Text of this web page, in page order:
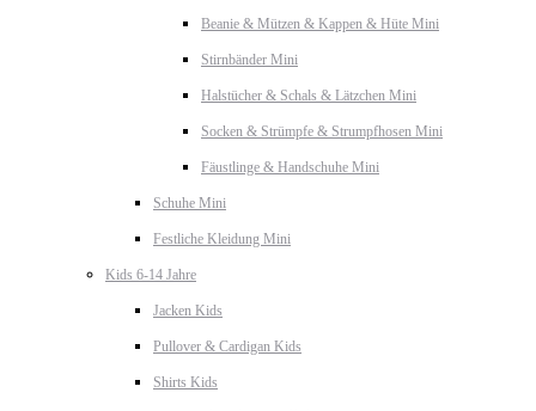
Beanie & Mützen & Kappen & Hüte Mini
Stirnbänder Mini
Halstücher & Schals & Lätzchen Mini
Socken & Strümpfe & Strumpfhosen Mini
Fäustlinge & Handschuhe Mini
Schuhe Mini
Festliche Kleidung Mini
Kids 6-14 Jahre
Jacken Kids
Pullover & Cardigan Kids
Shirts Kids